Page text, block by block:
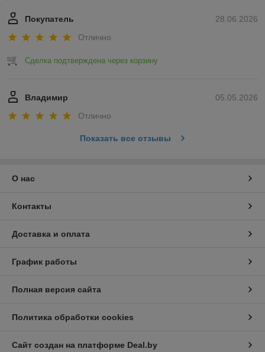
28.06.2026
Покупатель
Отлично
Сделка подтверждена через корзину
05.05.2026
Владимир
Отлично
Показать все отзывы
О нас
Контакты
Доставка и оплата
График работы
Полная версия сайта
Политика обработки cookies
Сайт создан на платформе Deal.by